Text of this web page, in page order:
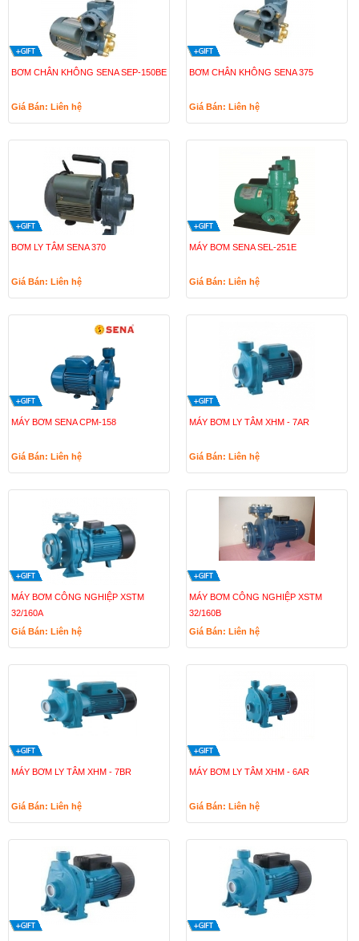
BƠM CHÂN KHÔNG SENA SEP-150BE
Giá Bán: Liên hệ
BƠM CHÂN KHÔNG SENA 375
Giá Bán: Liên hệ
BƠM LY TÂM SENA 370
Giá Bán: Liên hệ
MÁY BƠM SENA SEL-251E
Giá Bán: Liên hệ
MÁY BƠM SENA CPM-158
Giá Bán: Liên hệ
MÁY BƠM LY TÂM XHM - 7AR
Giá Bán: Liên hệ
MÁY BƠM CÔNG NGHIỆP XSTM
32/160A
Giá Bán: Liên hệ
MÁY BƠM CÔNG NGHIỆP XSTM
32/160B
Giá Bán: Liên hệ
MÁY BƠM LY TÂM XHM - 7BR
Giá Bán: Liên hệ
MÁY BƠM LY TÂM XHM - 6AR
Giá Bán: Liên hệ